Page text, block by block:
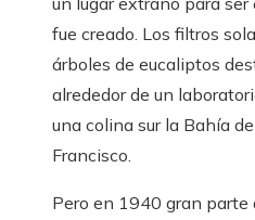
fue creado. Los filtros
árboles de eucaliptos
alrededor de un
una colina sur la Bahía
Francisco.
Pero en 1940 gran parte